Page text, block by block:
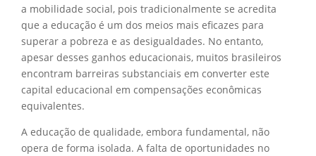
a mobilidade social, pois tradicionalmente se acredita
que a educação é um dos meios mais eficazes para
superar a pobreza e as desigualdades. No entanto,
apesar desses ganhos educacionais, muitos brasileiros
encontram barreiras substanciais em converter este
capital educacional em compensações econômicas
equivalentes.
A educação de qualidade, embora fundamental, não
opera de forma isolada. A falta de oportunidades no